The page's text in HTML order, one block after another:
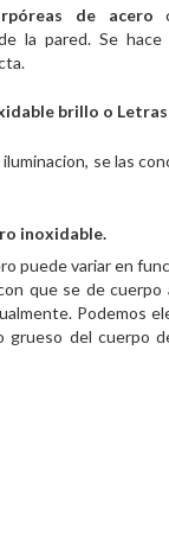
de acero
la pared. Se hace
brillo o Letras
se las
inoxidable.
puede variar en
que se de cuerpo
Podemos
grueso del cuerpo